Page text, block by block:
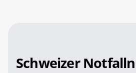
Schweizer